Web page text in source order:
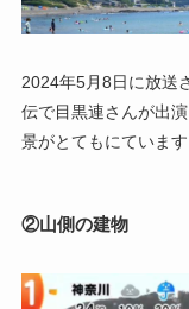
2024年5月8日に放送
伝で目黒連さんが出
景がとてもにています
②山側の建物